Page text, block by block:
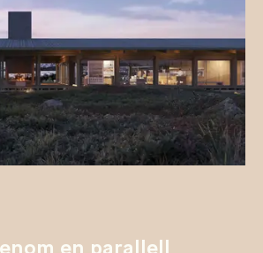
en parallell